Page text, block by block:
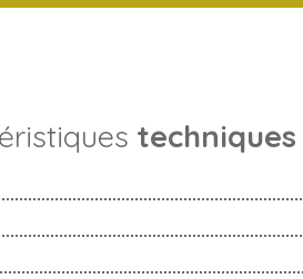
techniques